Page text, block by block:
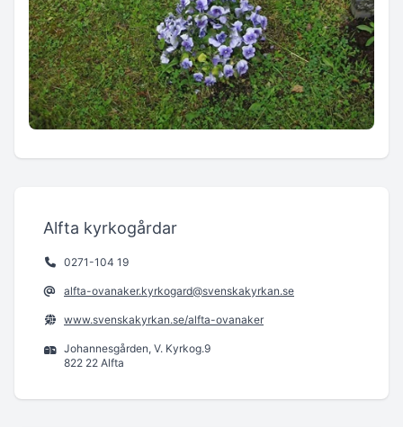
Alfta kyrkogårdar
0271-104 19
alfta-ovanaker.kyrkogard@svenskakyrkan.se
www.svenskakyrkan.se/alfta-ovanaker
Johannesgården, V. Kyrkog.9
822 22 Alfta